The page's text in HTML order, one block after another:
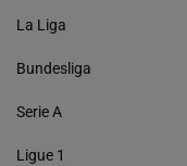
La Liga
Bundesliga
Serie A
Ligue 1